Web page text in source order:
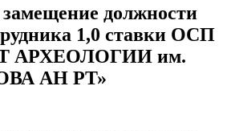
должности
1,0 ставки ОСП
АРХЕОЛОГИИ им.
АН РТ»